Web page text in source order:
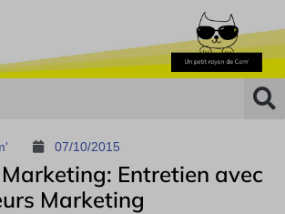
07/10/2015
Entretien avec
Marketing